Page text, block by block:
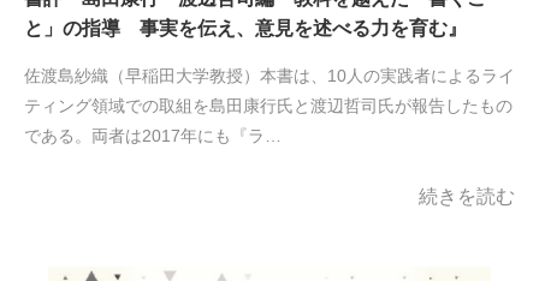
と」の指導 事実を伝え、意見を述べる力を育む』
佐渡島紗織（早稲田大学教授）本書は、10人の実践者によるライ
ティング領域での取組を島田康行氏と渡辺哲司氏が報告したもの
である。両者は2017年にも『ラ…
続きを読む